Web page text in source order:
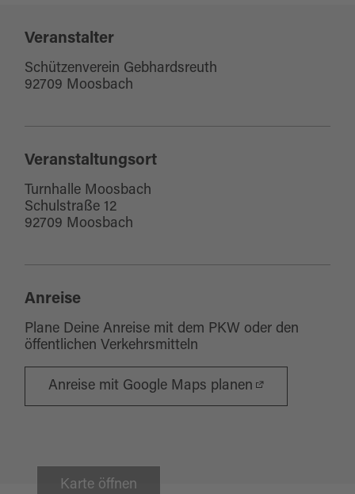
Veranstalter
Schützenverein Gebhardsreuth
92709 Moosbach
Veranstaltungsort
Turnhalle Moosbach
Schulstraße 12
92709 Moosbach
Anreise
Plane Deine Anreise mit dem PKW oder den
öffentlichen Verkehrsmitteln
Anreise mit Google Maps planen
Karte öffnen